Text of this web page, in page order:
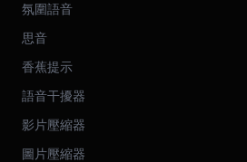
氛圍語音
思音
香蕉提示
語音干擾器
影片壓縮器
圖片壓縮器